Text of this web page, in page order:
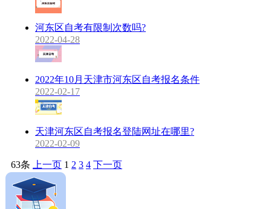
河东区自考有限制次数吗?
2022-04-28
2022年10月天津市河东区自考报名条件
2022-02-17
天津河东区自考报名登陆网址在哪里?
2022-02-09
63条 上一页 1 2 3 4 下一页